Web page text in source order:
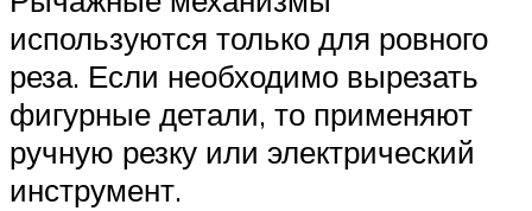
используются только для ровного
реза. Если необходимо вырезать
фигурные детали, то применяют
ручную резку или электрический
инструмент.